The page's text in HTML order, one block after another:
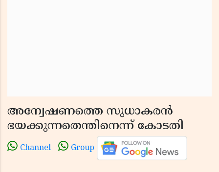
അന്വേഷണത്തെ സുധാകരന്‍
ഭയക്കുന്നതെന്തിനെന്ന്‌ കോടതി
Channel Group